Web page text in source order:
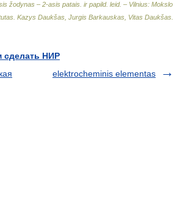
žodynas – 2-asis patais. ir papild. leid. – Vilnius: Mokslo
Kazys Daukšas, Jurgis Barkauskas, Vitas Daukšas
сделать НИР
elektrocheminis elementas